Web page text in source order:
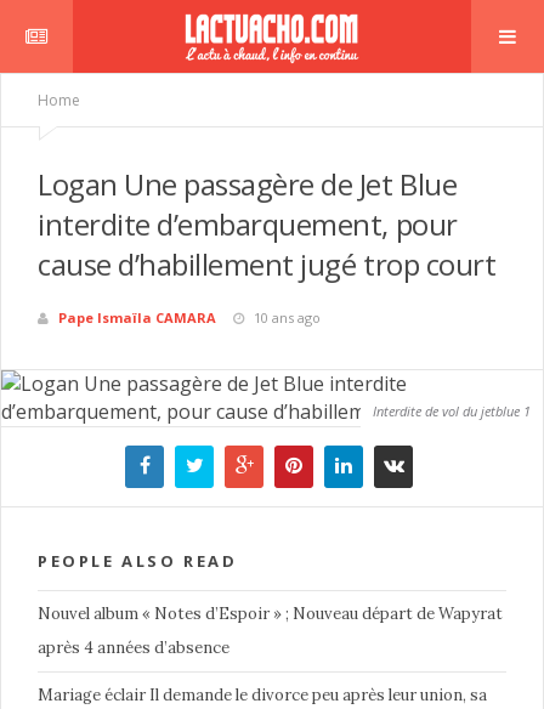
Home
Logan Une passagère de Jet Blue
interdite d’embarquement, pour
cause d’habillement jugé trop court
Pape Ismaïla CAMARA 10 ans ago
Interdite de vol du jetblue 1
PEOPLE ALSO READ
Nouvel album « Notes d’Espoir » ; Nouveau départ de Wapyrat
après 4 années d’absence
Mariage éclair Il demande le divorce peu après leur union, sa